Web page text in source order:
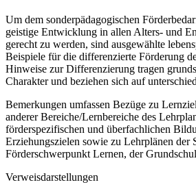
Um dem sonderpädagogischen
geistige Entwicklung in allen Alters- und
gerecht zu werden, sind ausgewählte
Beispiele für die differenzierte Förderung
Hinweise zur Differenzierung tragen
Charakter und beziehen sich auf
Bemerkungen umfassen Bezüge zu
anderer Bereiche/Lernbereiche des
förderspezifischen und überfachlichen
Erziehungszielen sowie zu Lehrplänen der
Förderschwerpunkt Lernen, der
Verweisdarstellungen